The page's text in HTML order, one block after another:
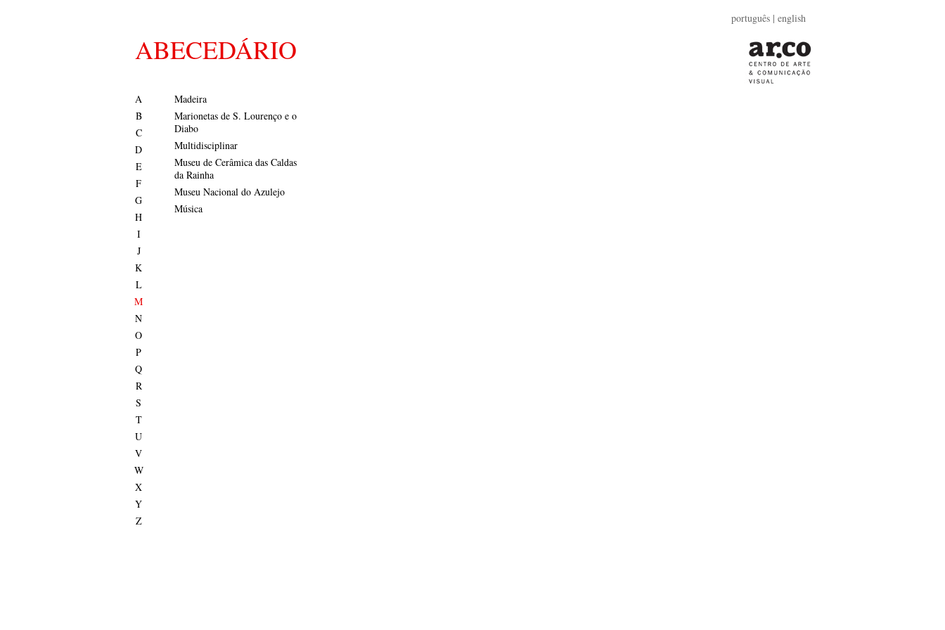
ABECEDÁRIO
português | english
A
B
C
D
E
F
G
H
I
J
K
L
M
N
O
P
Q
R
S
T
U
V
W
X
Y
Z
Madeira
Marionetas de S. Lourenço e o
Diabo
Multidisciplinar
Museu de Cerâmica das Caldas
da Rainha
Museu Nacional do Azulejo
Música